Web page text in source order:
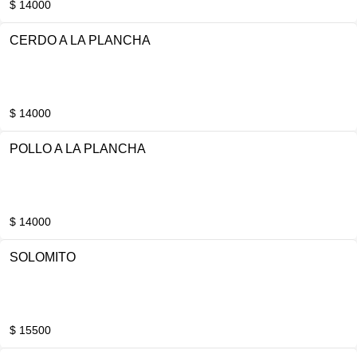
$ 14000
CERDO A LA PLANCHA
$ 14000
POLLO A LA PLANCHA
$ 14000
SOLOMITO
$ 15500